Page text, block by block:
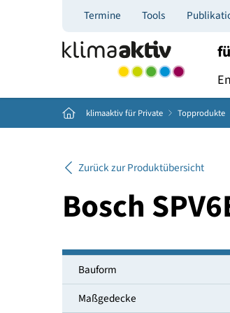
Termine Tools
Home klimaaktiv für Private
Bosch
Bauform